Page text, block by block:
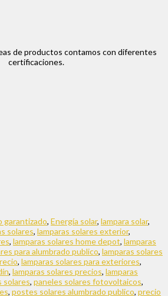
de productos contamos con diferentes
certificaciones.
garantizado, Energía solar, lampara solar,
solares, lamparas solares exterior,
, lamparas solares home depot, lamparas
para alumbrado publico, lamparas solares
, lamparas solares para exteriores,
, lamparas solares precios, lamparas
solares, paneles solares fotovoltaicos,
, postes solares alumbrado publico, precio